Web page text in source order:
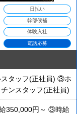
日払い
幹部候補
体験入社
電話応募
タッフ(正社員) ③ホ
ンスタッフ(正社員)
350,000円～ ③時給